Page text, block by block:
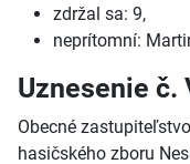
zdržal sa: 9,
neprítomní:
Uznesenie č.
Obecné
hasičského zboru